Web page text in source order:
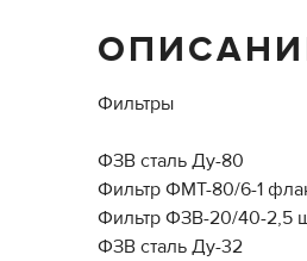
Фильтры
ФЗВ сталь Ду-80
Фильтр ФМТ-80/6-1
Фильтр ФЗВ-20/40-2,5
ФЗВ сталь Ду-32